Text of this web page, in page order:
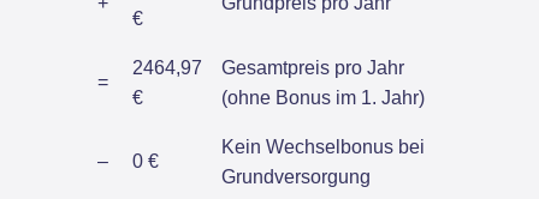
€
=
2464,97
€
Gesamtpreis pro Jahr
(ohne Bonus im 1. Jahr)
– 0 €
Kein Wechselbonus bei
Grundversorgung